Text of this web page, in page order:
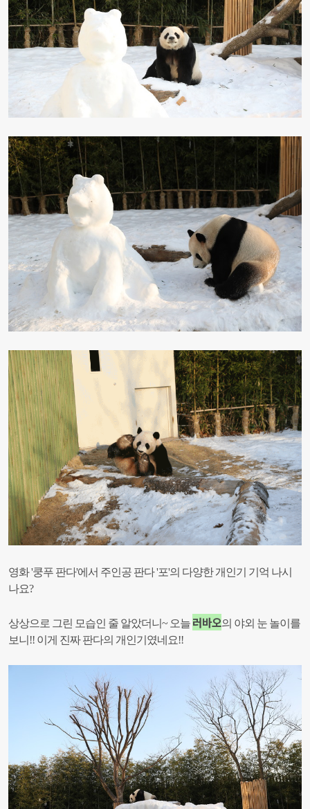
영화 '쿵푸 판다'에서 주인공 판다 '포'의 다양한 개인기 기억 나시
나요?
상상으로 그린 모습인 줄 알았더니~ 오늘 러바오의 야외 눈 놀이를
보니!! 이게 진짜 판다의 개인기였네요!!